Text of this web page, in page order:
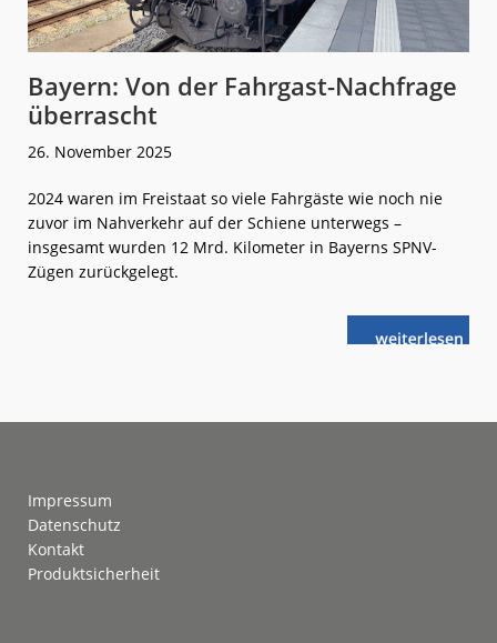
Bayern: Von der Fahrgast-Nachfrage
überrascht
26. November 2025
2024 waren im Freistaat so viele Fahrgäste wie noch nie
zuvor im Nahverkehr auf der Schiene unterwegs –
insgesamt wurden 12 Mrd. Kilometer in Bayerns SPNV-
Zügen zurückgelegt.
weiterlese
nBayern:
Impressum
Datenschutz
Kontakt
Produktsicherheit